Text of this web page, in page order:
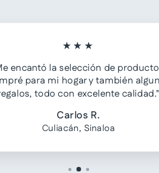
★★★
encantó la selección de
para mi hogar y también
todo con excelente calidad."
Carlos R.
Culiacán, Sinaloa